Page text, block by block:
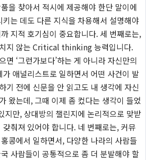
을 찾아서 적시에 제공해야 한단 말이에
는 데도 다른 지식을 차용해서 설명해야
지적 호기심이 중요합니다. 세 번째로는,
지 않는 Critical thinking 능력입니다.
면 ‘그런가보다’하는 게 아니라 자신만의
애널리스트로 일하면서 어떤 사건이 발
기 전에 신문을 안 읽고도 내 생각에 자신
왔는데, 그때 이제 좀 컸다는 생각이 들었
지만, 상대방의 챌린지에 논리적으로 맞받
춰져 있어야 합니다. 네 번째로는, 커뮤
콩에서 일하면서, 다양한 나라의 사람들
사람들이 공통적으로 좀 더 분발해야 할